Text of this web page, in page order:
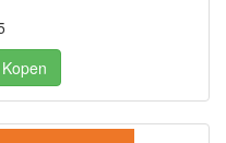
Kopen